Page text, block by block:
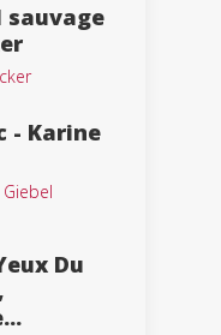
sauvage
- Karine
Du